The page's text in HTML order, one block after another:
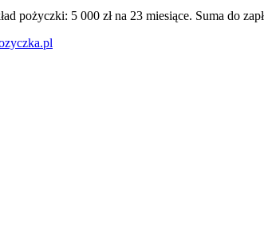
pożyczki: 5 000 zł na 23 miesiące. Suma do